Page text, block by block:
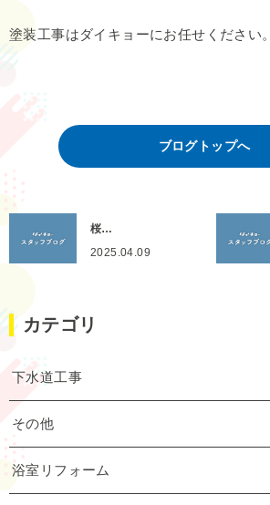
塗装工事はダイキョーにお任せください。
ブログトップへ
桜…
2025.04.09
カテゴリ
下水道工事
その他
浴室リフォーム